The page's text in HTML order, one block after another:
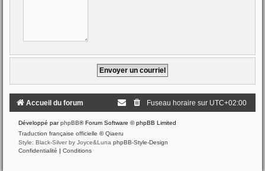
Accueil du forum Fuseau horaire sur UTC+02:00
Développé parphpBB® Forum Software © phpBB Limited
Traduction française officielle ©Qiaeru
Style: Black-Silver by Joyce&Luna phpBB-Style-Design
Confidentialité
Conditions